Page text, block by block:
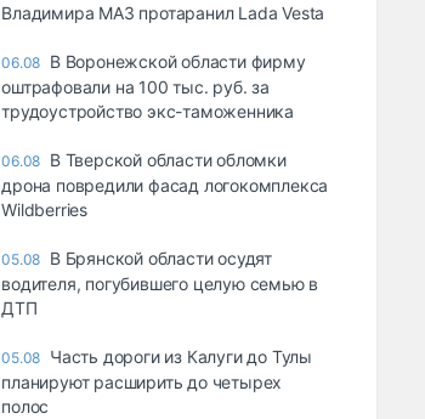
Владимира МАЗ протаранил Lada Vesta
06.08 В Воронежской области фирму
оштрафовали на 100 тыс. руб. за
трудоустройство экс-таможенника
06.08 В Тверской области обломки
дрона повредили фасад логокомплекса
Wildberries
05.08 В Брянской области осудят
водителя, погубившего целую семью в
ДТП
05.08 Часть дороги из Калуги до Тулы
планируют расширить до четырех
полос